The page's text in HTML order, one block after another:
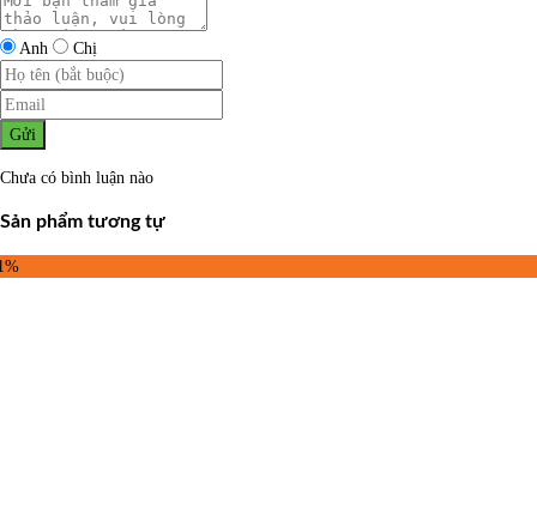
Anh Chị
Gửi
Chưa có bình luận nào
Sản phẩm tương tự